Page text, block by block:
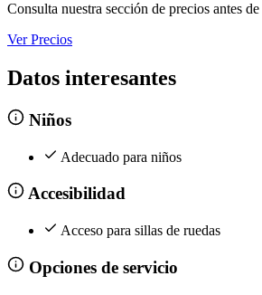
Consulta nuestra sección de precios antes
Ver Precios
Datos interesantes
Niños
Adecuado para niños
Accesibilidad
Acceso para sillas de ruedas
Opciones de servicio